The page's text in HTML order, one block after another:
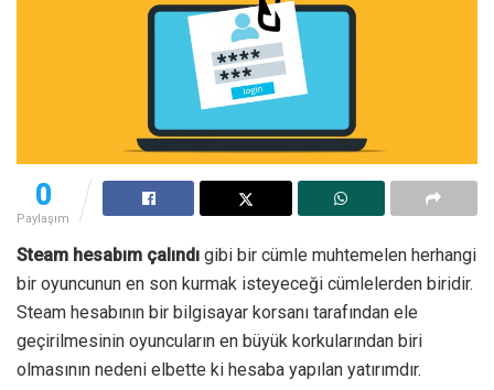
0
Paylaşım
Steam hesabım çalındı gibi bir cümle muhtemelen herhangi
bir oyuncunun en son kurmak isteyeceği cümlelerden biridir.
Steam hesabının bir bilgisayar korsanı tarafından ele
geçirilmesinin oyuncuların en büyük korkularından biri
olmasının nedeni elbette ki hesaba yapılan yatırımdır.